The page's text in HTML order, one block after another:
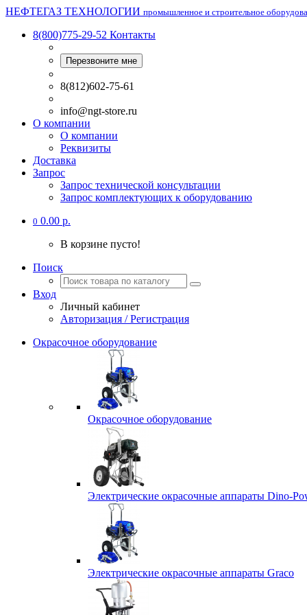
НЕФТЕГАЗ ТЕХНОЛОГИИ промышленное и строительное
8(800)775-29-52 Контакты
Перезвоните мне
8(812)602-75-61
info@ngt-store.ru
О компании
О компании
Реквизиты
Доставка
Запрос
Запрос технической консультации
Запрос комплектующих к оборудованию
0 0.00 р.
В корзине пусто!
Поиск
Вход
Личный кабинет
Авторизация / Регистрация
Окрасочное оборудование
Окрасочное оборудование
Электрические окрасочные аппараты Dino-
Электрические окрасочные аппараты Graco